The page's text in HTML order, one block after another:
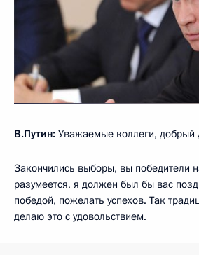
В.Путин: Уважаемые коллеги, добрый
Закончились выборы, вы победители
разумеется, я должен был бы вас
победой, пожелать успехов. Так
делаю это с удовольствием.